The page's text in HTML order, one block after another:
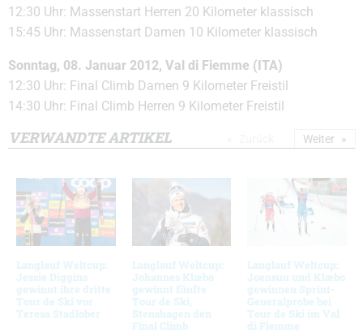
12:30 Uhr: Massenstart Herren 20 Kilometer klassisch
15:45 Uhr: Massenstart Damen 10 Kilometer klassisch
Sonntag, 08. Januar 2012, Val di Fiemme (ITA)
12:30 Uhr: Final Climb Damen 9 Kilometer Freistil
14:30 Uhr: Final Climb Herren 9 Kilometer Freistil
VERWANDTE ARTIKEL
Langlauf Weltcup:
Jessie Diggins
gewinnt ihre dritte
Tour de Ski vor
Teresa Stadlober
Langlauf Weltcup:
Johannes Klæbo
gewinnt fünfte
Tour de Ski,
Stenshagen den
Final Climb
Langlauf Weltcup:
Joensuu und Klæbo
gewinnen Sprint-
Generalprobe bei
Tour de Ski im Val
di Fiemme
Weiter